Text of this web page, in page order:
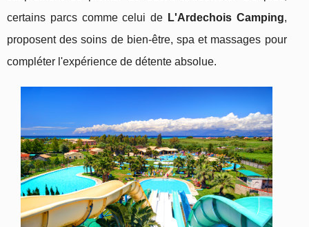
certains parcs comme celui de L'Ardechois Camping,
proposent des soins de bien-être, spa et massages pour
compléter l'expérience de détente absolue.